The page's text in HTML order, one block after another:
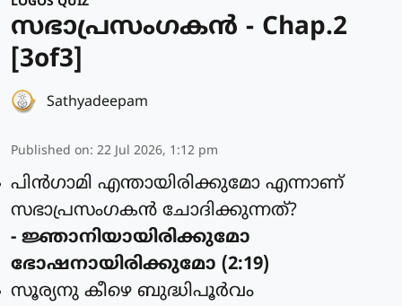
സഭാപ്രസംഗകൻ - Chap.2
[3of3]
Sathyadeepam
Published on: 22 Jul 2026, 1:12 pm
പിന്‍ഗാമി എന്തായിരിക്കുമോ എന്നാണ്
സഭാപ്രസംഗകന്‍ ചോദിക്കുന്നത്?
- ജ്ഞാനിയായിരിക്കുമോ
ഭോഷനായിരിക്കുമോ (2:19)
സൂര്യനു കീഴെ ബുദ്ധിപൂര്‍വം